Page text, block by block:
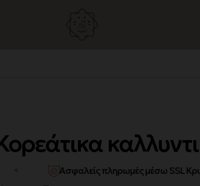
Ασφαλείς πληρωμές μέσω SSL